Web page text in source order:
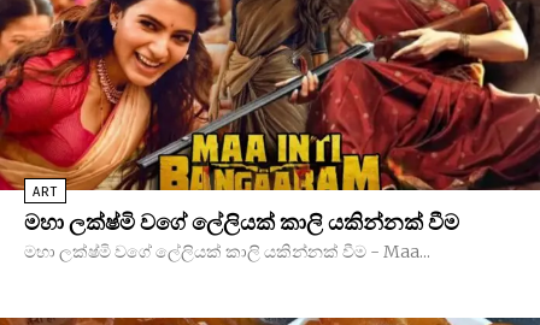
ART
මහා ලක්ෂ්මි වගේ ලේලියක් කාලි යකින්නක් වීම
මහා ලක්ෂ්මි වගේ ලේලියක් කාලි යකින්නක් වීම - Maa...